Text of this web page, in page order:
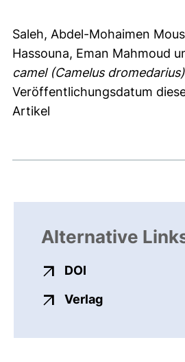
Saleh, Abdel-Mohaimen
Hassouna, Eman Mahmoud
camel (Camelus
Veröffentlichungsdatum
Artikel
Alternative
DOI
Verlagexterner